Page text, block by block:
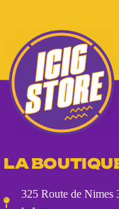
LA
325 Route de Nimes